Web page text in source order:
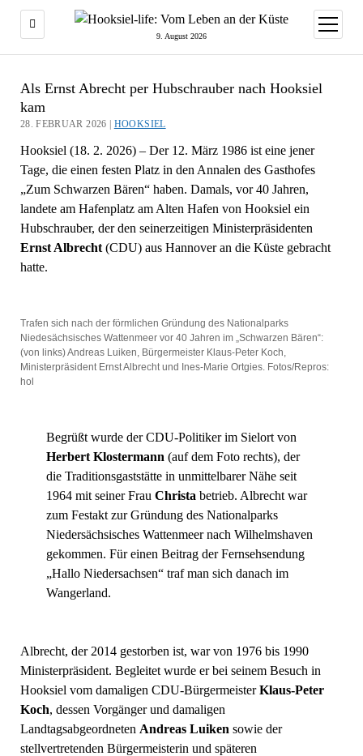
9. August 2026
Menü
öffnen
Als Ernst Abrecht per Hubschrauber nach Hooksiel
kam
28. FEBRUAR 2026 | HOOKSIEL
Hooksiel (18. 2. 2026) – Der 12. März 1986 ist eine jener
Tage, die einen festen Platz in den Annalen des Gasthofes
„Zum Schwarzen Bären“ haben. Damals, vor 40 Jahren,
landete am Hafenplatz am Alten Hafen von Hooksiel ein
Hubschrauber, der den seinerzeitigen Ministerpräsidenten
Ernst Albrecht (CDU) aus Hannover an die Küste gebracht
hatte.
Trafen sich nach der förmlichen Gründung des Nationalparks
Niedesächsisches Wattenmeer vor 40 Jahren im „Schwarzen Bären“:
(von links) Andreas Luiken, Bürgermeister Klaus-Peter Koch,
Ministerpräsident Ernst Albrecht und Ines-Marie Ortgies. Fotos/Repros:
hol
Begrüßt wurde der CDU-Politiker im Sielort von
Herbert Klostermann (auf dem Foto rechts), der
die Traditionsgaststätte in unmittelbarer Nähe seit
1964 mit seiner Frau Christa betrieb. Albrecht war
zum Festakt zur Gründung des Nationalparks
Niedersächsisches Wattenmeer nach Wilhelmshaven
gekommen. Für einen Beitrag der Fernsehsendung
„Hallo Niedersachsen“ traf man sich danach im
Wangerland.
Albrecht, der 2014 gestorben ist, war von 1976 bis 1990
Ministerpräsident. Begleitet wurde er bei seinem Besuch in
Hooksiel vom damaligen CDU-BürgermeisterKlaus-Peter
Koch, dessen Vorgänger und damaligen
Landtagsabgeordneten Andreas Luiken sowie der
stellvertretenden Bürgermeisterin und späteren